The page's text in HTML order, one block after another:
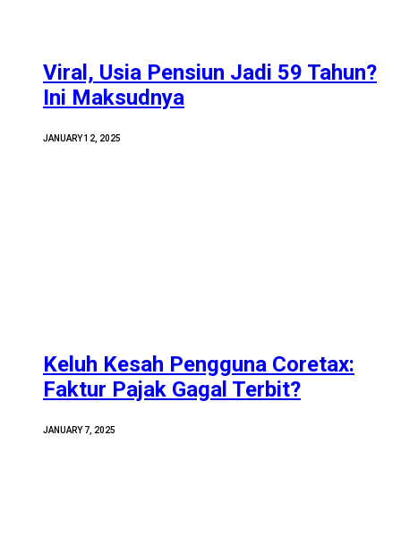
Viral, Usia Pensiun Jadi 59 Tahun?
Ini Maksudnya
JANUARY 12, 2025
Keluh Kesah Pengguna Coretax:
Faktur Pajak Gagal Terbit?
JANUARY 7, 2025